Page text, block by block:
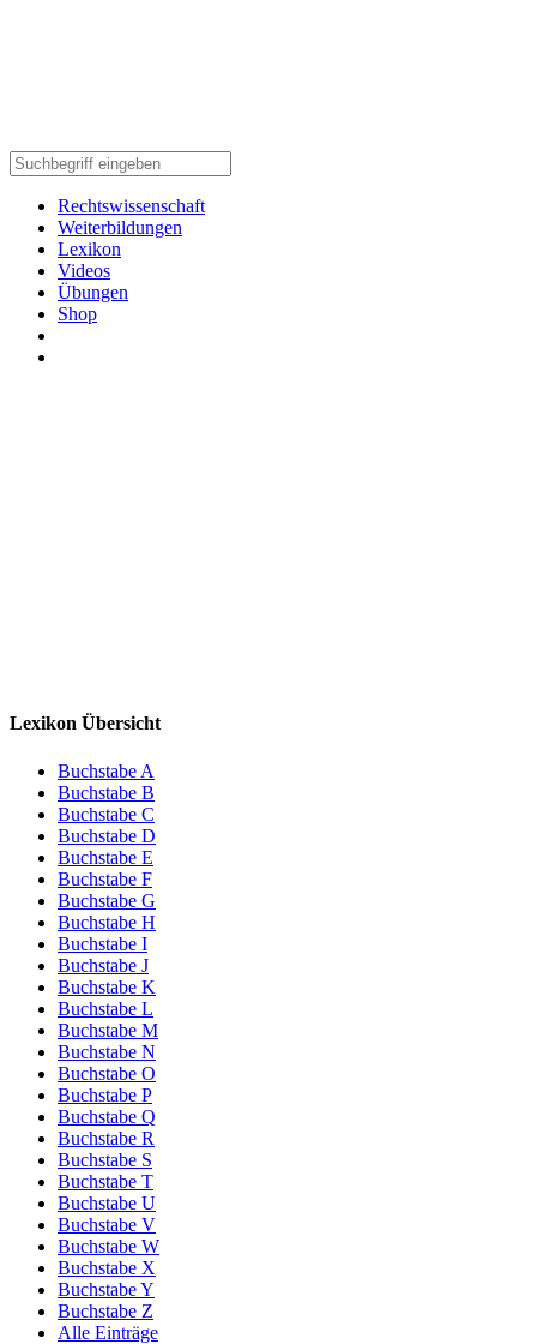
Rechtswissenschaft
Weiterbildungen
Lexikon
Videos
Übungen
Shop
Lexikon Übersicht
Buchstabe A
Buchstabe B
Buchstabe C
Buchstabe D
Buchstabe E
Buchstabe F
Buchstabe G
Buchstabe H
Buchstabe I
Buchstabe J
Buchstabe K
Buchstabe L
Buchstabe M
Buchstabe N
Buchstabe O
Buchstabe P
Buchstabe Q
Buchstabe R
Buchstabe S
Buchstabe T
Buchstabe U
Buchstabe V
Buchstabe W
Buchstabe X
Buchstabe Y
Buchstabe Z
Alle Einträge